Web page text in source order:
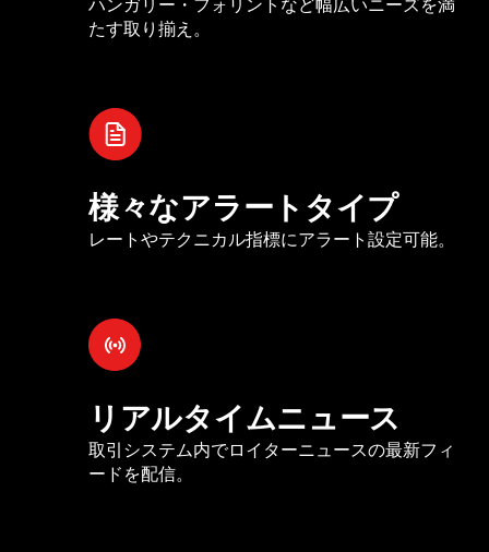
ハンガリー・フォリントなど幅広いニーズを満
たす取り揃え。
様々なアラートタイプ
レートやテクニカル指標にアラート設定可能。
リアルタイムニュース
取引システム内でロイターニュースの最新フィ
ードを配信。